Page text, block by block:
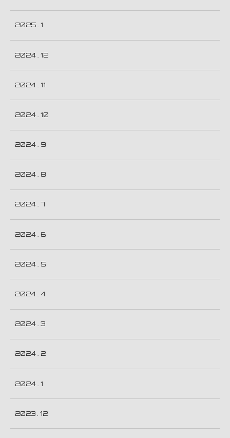
2025 . 1
2024 . 12
2024 . 11
2024 . 10
2024 . 9
2024 . 8
2024 . 7
2024 . 6
2024 . 5
2024 . 4
2024 . 3
2024 . 2
2024 . 1
2023 . 12